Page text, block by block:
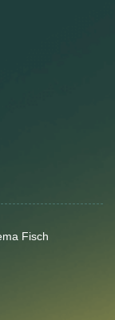
Fisch